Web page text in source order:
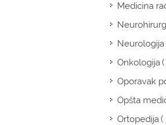
Medicina
Neurologija
Onkologija
Oporavak
Opšta
Ortopedija(